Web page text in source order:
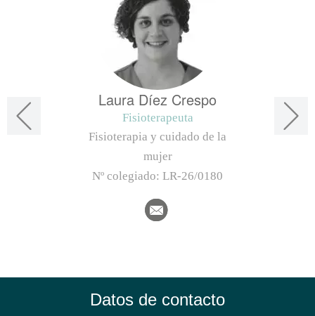
Laura Díez Crespo
Fisioterapeuta
Fisioterapia y cuidado de la
mujer
Nº colegiado: LR-26/0180
Datos de contacto